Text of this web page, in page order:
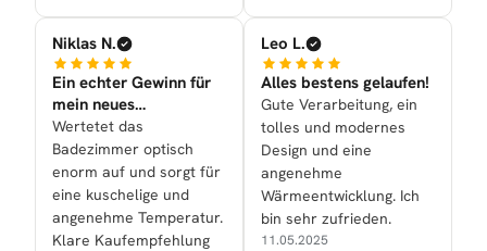
Niklas N.
Ein echter Gewinn für
mein neues
Badezimmer
Wertetet das
Badezimmer optisch
enorm auf und sorgt für
eine kuschelige und
angenehme Temperatur.
Klare Kaufempfehlung
Leo L.
Alles bestens gelaufen!
Gute Verarbeitung, ein
tolles und modernes
Design und eine
angenehme
Wärmeentwicklung. Ich
bin sehr zufrieden.
11.05.2025